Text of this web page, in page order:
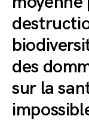
des
sur la